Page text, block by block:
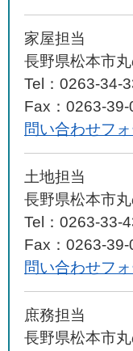
家屋担当
長野県松本市
Tel：0263-34-
Fax：0263-39-
問い合わせフ
土地担当
長野県松本市
Tel：0263-33-
Fax：0263-39-
問い合わせフ
庶務担当
長野県松本市